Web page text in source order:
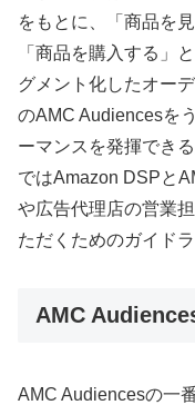
をもとに、「商品を
「商品を購入する」
グメント化したオー
のAMC Audiencesを
ーマンスを発揮でき
ではAmazon DSPと
や広告代理店の営業
ただくためのガイド
AMC
AMC Audiencesの一